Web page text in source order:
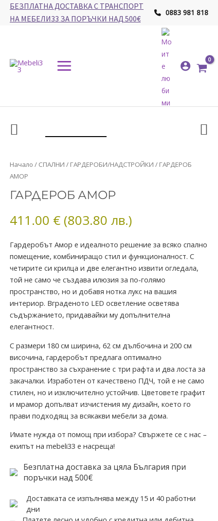
SkipБЕЗПЛАТНА ДОСТАВКА С ТРАНСПОРТ
НА МЕБЕЛИ33 ЗА ПОРЪЧКИ НАД 500€
0883 981 818
Начало / СПАЛНИ / ГАРДЕРОБИ/НАДСТРОЙКИ / ГАРДЕРОБ
АМОР
ГАРДЕРОБ АМОР
411.00 € (803.80 лв.)
Гардеробът Амор е идеалното решение за всяко спално
помещение, комбиниращо стил и функционалност. С
четирите си крилца и две елегантно извити огледала,
той не само че създава илюзия за по-голямо
пространство, но и добавя нотка лукс на вашия
интериор. Вграденото LED осветление осветява
съдържанието, придавайки му допълнителна
елегантност.
С размери 180 см ширина, 62 см дълбочина и 200 см
височина, гардеробът предлага оптимално
пространство за съхранение с три рафта и два лоста за
закачалки. Изработен от качествено ПДЧ, той е не само
стилен, но и изключително устойчив. Цветовете графит
и мрамор допълват изчистения му дизайн, което го
прави подходящ за всякакви мебели за дома.
Имате нужда от помощ при избора? Свържете се с нас –
екипът на mebeli33 е насреща!
Безплатна доставка за цяла България при
поръчки над 500€
Доставката се изпълнява между 15 и 40 работни
дни
количество
за
АМОР